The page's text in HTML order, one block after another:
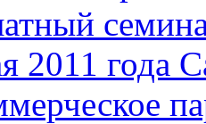
2011 года